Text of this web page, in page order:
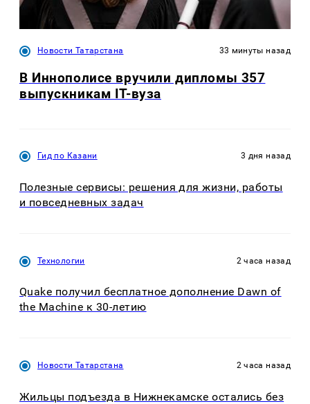
Новости Татарстана 33 минуты назад
В Иннополисе вручили дипломы 357
выпускникам IT-вуза
Гид по Казани 3 дня назад
Полезные сервисы: решения для жизни, работы
и повседневных задач
Технологии 2 часа назад
Quake получил бесплатное дополнение Dawn of
the Machine к 30-летию
Новости Татарстана 2 часа назад
Жильцы подъезда в Нижнекамске остались без